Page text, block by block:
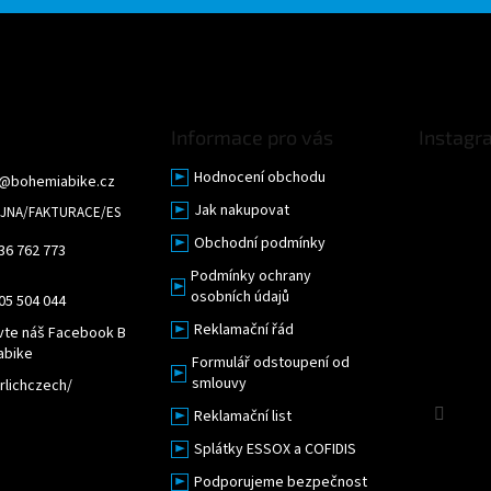
bohemiabike.cz
762 773
504 044
náš Facebook B
Informace pro vás
Hodnocení obchodu
Jak nakupovat
Obchodní podmínky
Podmínky ochrany
osobních údajů
Reklamační řád
Formulář odstoupení od
smlouvy
Reklamační list
Splátky ESSOX a COFIDIS
Podporujeme bezpečnost